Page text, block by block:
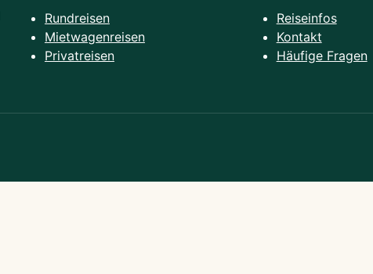
Rundreisen
Mietwagenreisen
Privatreisen
Reiseinfos
Kontakt
Häufige Fragen